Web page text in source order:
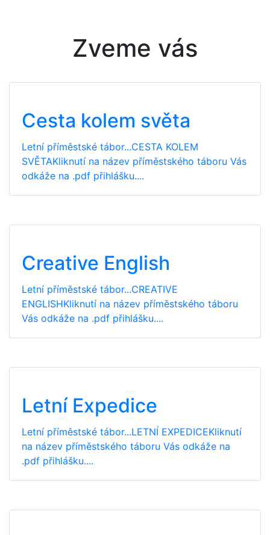
Zveme vás
Cesta kolem světa
Letní příměstské tábor...CESTA KOLEM
SVĚTAKliknutí na název příměstského táboru Vás
odkáže na .pdf přihlášku....
Creative English
Letní příměstské tábor...CREATIVE
ENGLISHKliknutí na název příměstského táboru
Vás odkáže na .pdf přihlášku....
Letní Expedice
Letní příměstské tábor...LETNÍ EXPEDICEKliknutí
na název příměstského táboru Vás odkáže na
.pdf přihlášku....